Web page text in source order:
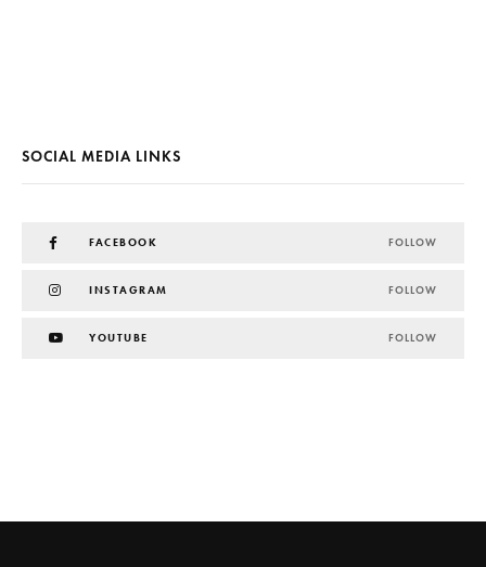
SOCIAL MEDIA LINKS
FACEBOOK FOLLOW
INSTAGRAM FOLLOW
YOUTUBE FOLLOW